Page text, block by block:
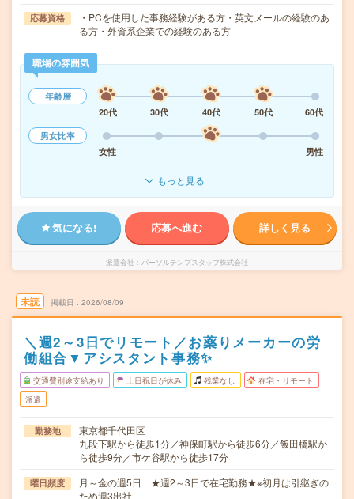
応募資格
・PCを使用した事務経験がある方・英文メールの経験のあ
る方・外資系企業での経験のある方
職場の雰囲気
年齢層
20代
30代 40代 50代
60代
男女比率
女性
男性
もっと見る
気になる! 応募へ進む 詳しく見る
派遣会社 パーソルテンプスタッフ株式会社
未読 掲載日 2026/08/09
＼週2～3日でリモート／お薬りメーカーの労
働組合▼アシスタント事務✨
交通費別途支給あり 土日祝日が休み 残業なし 在宅・リモート
派遣
勤務地
東京都千代田区
九段下駅から徒歩1分／神保町駅から徒歩6分／飯田橋駅か
ら徒歩9分／市ケ谷駅から徒歩17分
曜日頻度
月～金の週5日 ★週2～3日で在宅勤務★※初月は引継ぎの
ため週3出社